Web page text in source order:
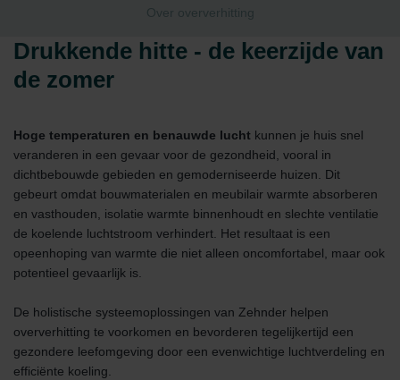
Over oververhitting
Drukkende hitte - de keerzijde van
de zomer
Hoge temperaturen en benauwde lucht kunnen je huis snel
veranderen in een gevaar voor de gezondheid, vooral in
dichtbebouwde gebieden en gemoderniseerde huizen. Dit
gebeurt omdat bouwmaterialen en meubilair warmte absorberen
en vasthouden, isolatie warmte binnenhoudt en slechte ventilatie
de koelende luchtstroom verhindert. Het resultaat is een
opeenhoping van warmte die niet alleen oncomfortabel, maar ook
potentieel gevaarlijk is.
De holistische systeemoplossingen van Zehnder helpen
oververhitting te voorkomen en bevorderen tegelijkertijd een
gezondere leefomgeving door een evenwichtige luchtverdeling en
efficiënte koeling.